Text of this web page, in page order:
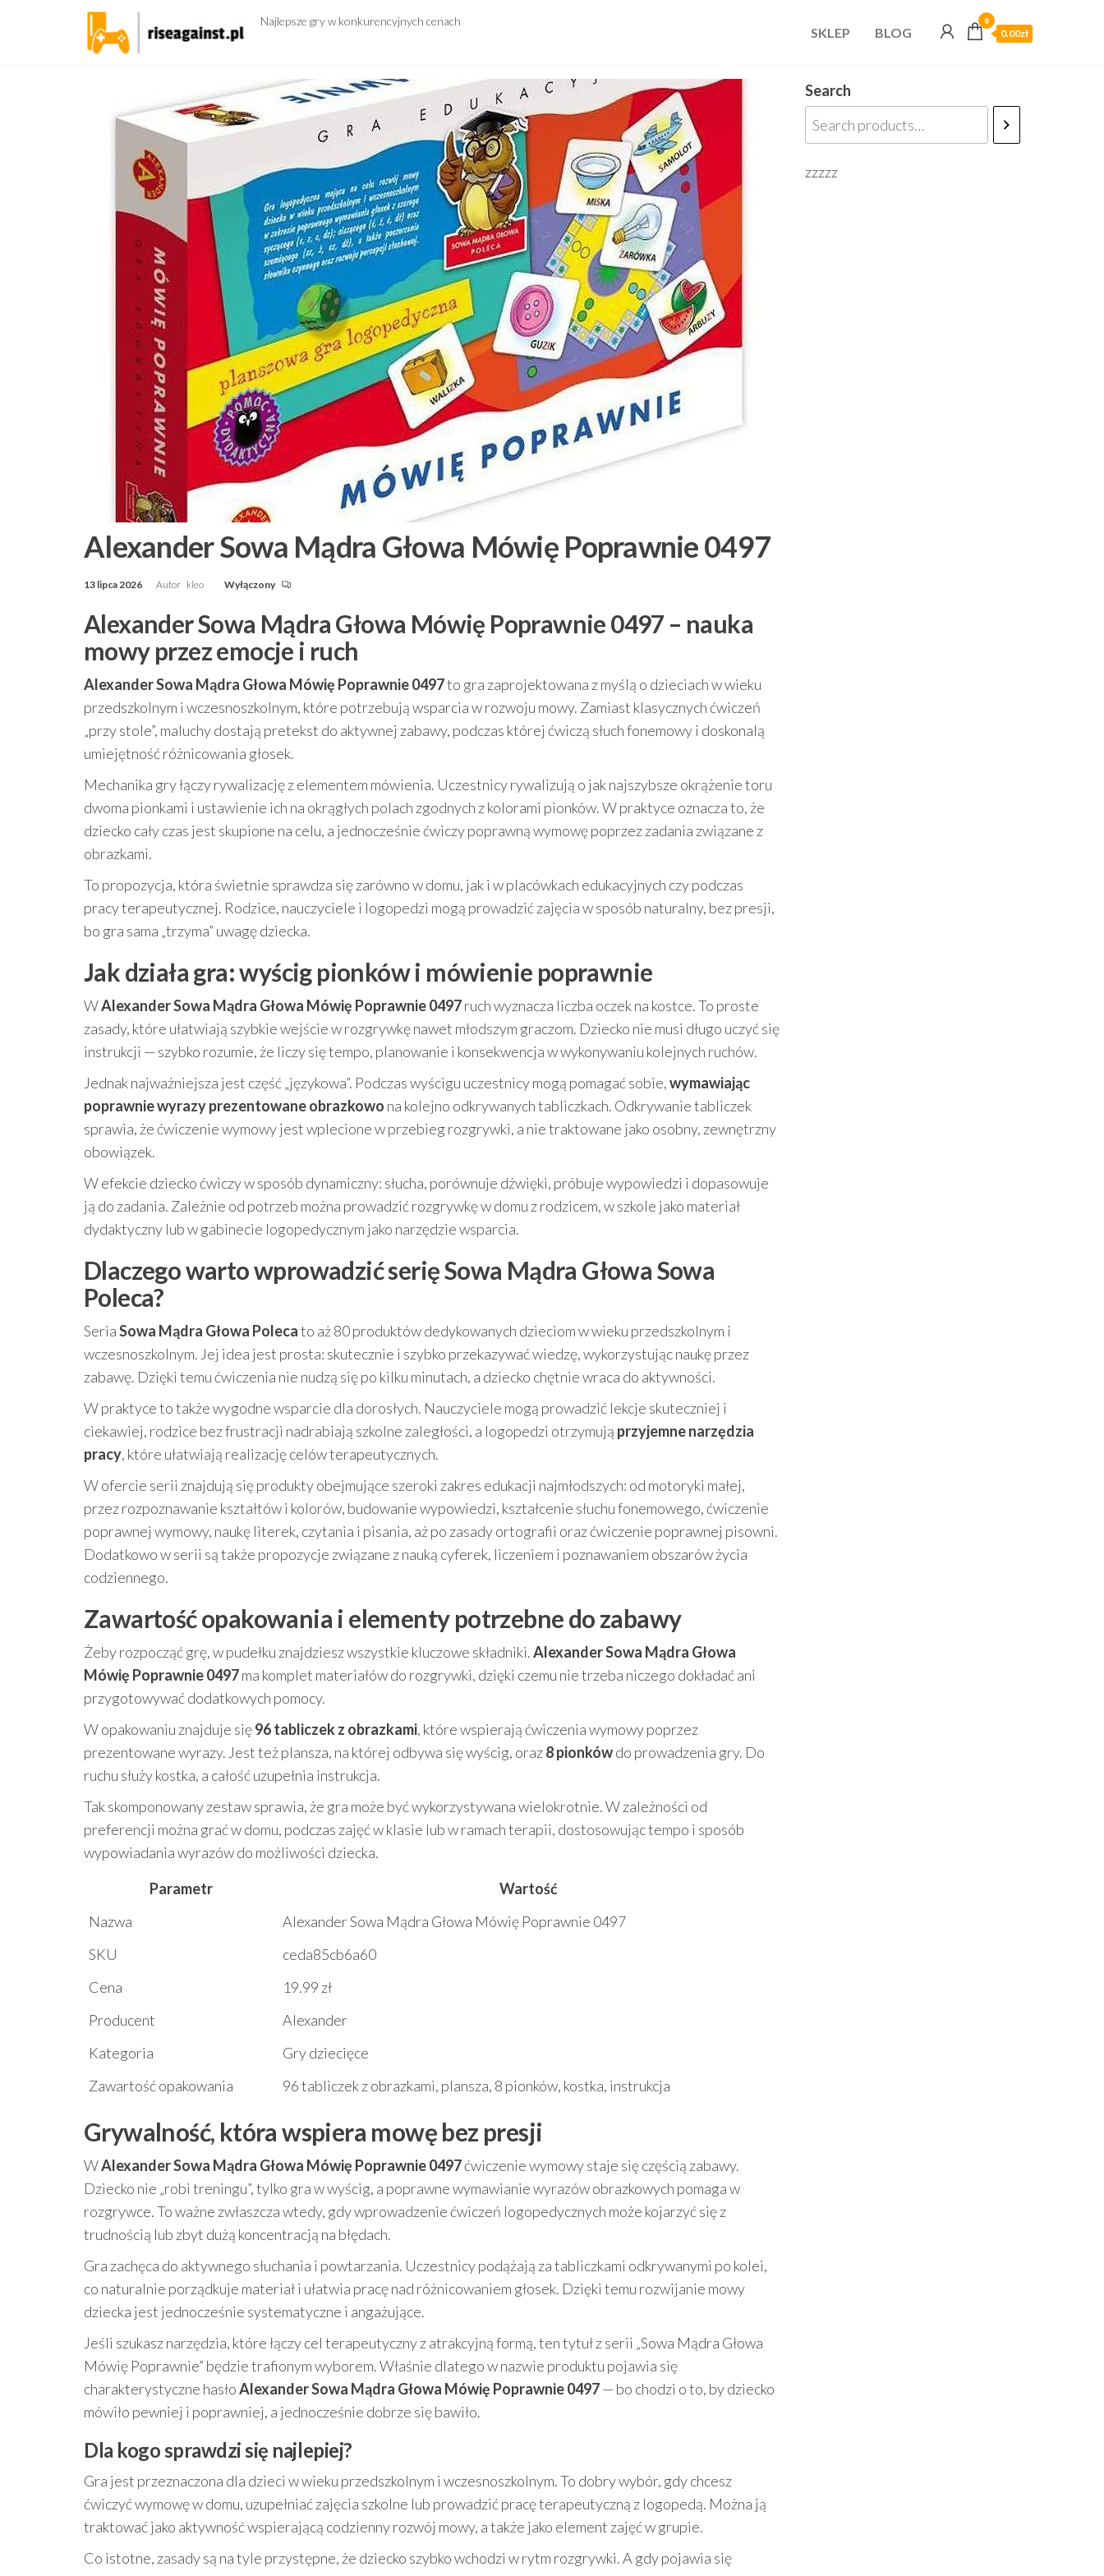
Najlepsze gry w konkurencyjnych cenach
SKLEP BLOG
0
0.00zł
Alexander Sowa Mądra Głowa Mówię Poprawnie 0497
13 lipca 2026 Autor kleo Wyłączony
Alexander Sowa Mądra Głowa Mówię Poprawnie 0497 – nauka
mowy przez emocje i ruch
Alexander Sowa Mądra Głowa Mówię Poprawnie 0497to gra zaprojektowana z myślą o dzieciach w wieku
przedszkolnym i wczesnoszkolnym, które potrzebują wsparcia w rozwoju mowy. Zamiast klasycznych ćwiczeń
„przy stole”, maluchy dostają pretekst do aktywnej zabawy, podczas której ćwiczą słuch fonemowy i doskonalą
umiejętność różnicowania głosek.
Mechanika gry łączy rywalizację z elementem mówienia. Uczestnicy rywalizują o jak najszybsze okrążenie toru
dwoma pionkami i ustawienie ich na okrągłych polach zgodnych z kolorami pionków. W praktyce oznacza to, że
dziecko cały czas jest skupione na celu, a jednocześnie ćwiczy poprawną wymowę poprzez zadania związane z
obrazkami.
To propozycja, która świetnie sprawdza się zarówno w domu, jak i w placówkach edukacyjnych czy podczas
pracy terapeutycznej. Rodzice, nauczyciele i logopedzi mogą prowadzić zajęcia w sposób naturalny, bez presji,
bo gra sama „trzyma” uwagę dziecka.
Jak działa gra: wyścig pionków i mówienie poprawnie
WAlexander Sowa Mądra Głowa Mówię Poprawnie 0497ruch wyznacza liczba oczek na kostce. To proste
zasady, które ułatwiają szybkie wejście w rozgrywkę nawet młodszym graczom. Dziecko nie musi długo uczyć się
instrukcji — szybko rozumie, że liczy się tempo, planowanie i konsekwencja w wykonywaniu kolejnych ruchów.
Jednak najważniejsza jest część „językowa”. Podczas wyścigu uczestnicy mogą pomagać sobie,wymawiając
poprawnie wyrazy prezentowane obrazkowo na kolejno odkrywanych tabliczkach. Odkrywanie tabliczek
sprawia, że ćwiczenie wymowy jest wplecione w przebieg rozgrywki, a nie traktowane jako osobny, zewnętrzny
obowiązek.
W efekcie dziecko ćwiczy w sposób dynamiczny: słucha, porównuje dźwięki, próbuje wypowiedzi i dopasowuje
ją do zadania. Zależnie od potrzeb można prowadzić rozgrywkę w domu z rodzicem, w szkole jako materiał
dydaktyczny lub w gabinecie logopedycznym jako narzędzie wsparcia.
Dlaczego warto wprowadzić serię Sowa Mądra Głowa Sowa
Poleca?
SeriaSowa Mądra Głowa Polecato aż 80 produktów dedykowanych dzieciom w wieku przedszkolnym i
wczesnoszkolnym. Jej idea jest prosta: skutecznie i szybko przekazywać wiedzę, wykorzystując naukę przez
zabawę. Dzięki temu ćwiczenia nie nudzą się po kilku minutach, a dziecko chętnie wraca do aktywności.
W praktyce to także wygodne wsparcie dla dorosłych. Nauczyciele mogą prowadzić lekcje skuteczniej i
ciekawiej, rodzice bez frustracji nadrabiają szkolne zaległości, a logopedzi otrzymują przyjemne narzędzia
pracy, które ułatwiają realizację celów terapeutycznych.
W ofercie serii znajdują się produkty obejmujące szeroki zakres edukacji najmłodszych: od motoryki małej,
przez rozpoznawanie kształtów i kolorów, budowanie wypowiedzi, kształcenie słuchu fonemowego, ćwiczenie
poprawnej wymowy, naukę literek, czytania i pisania, aż po zasady ortografii oraz ćwiczenie poprawnej pisowni.
Dodatkowo w serii są także propozycje związane z nauką cyferek, liczeniem i poznawaniem obszarów życia
codziennego.
Zawartość opakowania i elementy potrzebne do zabawy
Żeby rozpocząć grę, w pudełku znajdziesz wszystkie kluczowe składniki.Alexander Sowa Mądra Głowa
Mówię Poprawnie 0497ma komplet materiałów do rozgrywki, dzięki czemu nie trzeba niczego dokładać ani
przygotowywać dodatkowych pomocy.
W opakowaniu znajduje się96 tabliczek z obrazkami, które wspierają ćwiczenia wymowy poprzez
prezentowane wyrazy. Jest też plansza, na której odbywa się wyścig, oraz8 pionkówdo prowadzenia gry. Do
ruchu służy kostka, a całość uzupełnia instrukcja.
Tak skomponowany zestaw sprawia, że gra może być wykorzystywana wielokrotnie. W zależności od
preferencji można grać w domu, podczas zajęć w klasie lub w ramach terapii, dostosowując tempo i sposób
wypowiadania wyrazów do możliwości dziecka.
Parametr
Wartość
Nazwa
Alexander Sowa Mądra Głowa Mówię Poprawnie 0497
SKU
ceda85cb6a60
Cena
19.99 zł
Producent
Alexander
Kategoria
Gry dziecięce
Zawartość opakowania
96 tabliczek z obrazkami, plansza, 8 pionków, kostka, instrukcja
Grywalność, która wspiera mowę bez presji
WAlexander Sowa Mądra Głowa Mówię Poprawnie 0497ćwiczenie wymowy staje się częścią zabawy.
Dziecko nie „robi treningu”, tylko gra w wyścig, a poprawne wymawianie wyrazów obrazkowych pomaga w
rozgrywce. To ważne zwłaszcza wtedy, gdy wprowadzenie ćwiczeń logopedycznych może kojarzyć się z
trudnością lub zbyt dużą koncentracją na błędach.
Gra zachęca do aktywnego słuchania i powtarzania. Uczestnicy podążają za tabliczkami odkrywanymi po kolei,
co naturalnie porządkuje materiał i ułatwia pracę nad różnicowaniem głosek. Dzięki temu rozwijanie mowy
dziecka jest jednocześnie systematyczne i angażujące.
Jeśli szukasz narzędzia, które łączy cel terapeutyczny z atrakcyjną formą, ten tytuł z serii „Sowa Mądra Głowa
Mówię Poprawnie” będzie trafionym wyborem. Właśnie dlatego w nazwie produktu pojawia się
charakterystyczne hasłoAlexander Sowa Mądra Głowa Mówię Poprawnie 0497— bo chodzi o to, by dziecko
mówiło pewniej i poprawniej, a jednocześnie dobrze się bawiło.
Dla kogo sprawdzi się najlepiej?
Gra jest przeznaczona dla dzieci w wieku przedszkolnym i wczesnoszkolnym. To dobry wybór, gdy chcesz
ćwiczyć wymowę w domu, uzupełniać zajęcia szkolne lub prowadzić pracę terapeutyczną z logopedą. Można ją
traktować jako aktywność wspierającą codzienny rozwój mowy, a także jako element zajęć w grupie.
Co istotne, zasady są na tyle przystępne, że dziecko szybko wchodzi w rytm rozgrywki. A gdy pojawia się
Search
zzzzz